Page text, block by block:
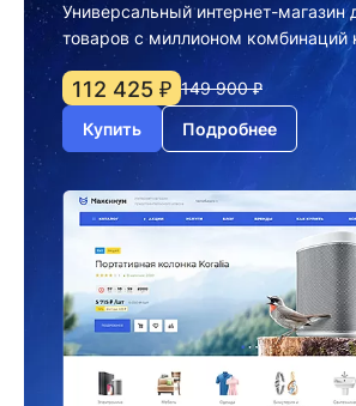
Универсальный интернет-магазин
товаров с миллионом комбинаций
112 425 ₽ 149 900 ₽
Купить
Подробнее